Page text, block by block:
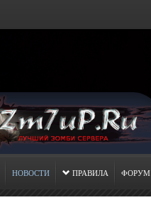
НОВОСТИ ПРАВИЛА ФОРУМ